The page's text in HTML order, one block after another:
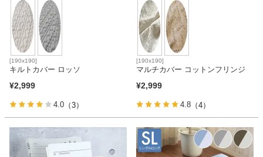
[190x190]
キルトカバー ロッソ
¥2,999
4.0 （3）
[190x190]
マルチカバー コットンフリンジ
¥2,999
4.8 （4）